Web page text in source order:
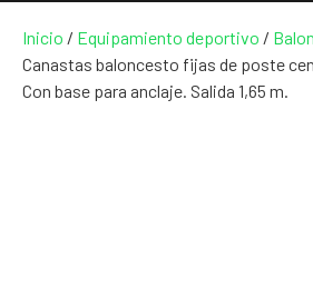
Inicio / Equipamiento deportivo /
Canastas baloncesto fijas de poste
Con base para anclaje. Salida 1,65 m.